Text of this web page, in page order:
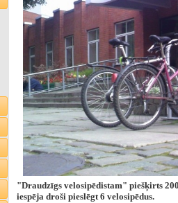
"Draudzīgs velosipēdistam" piešķirts
iespēja droši pieslēgt 6 velosipēdus.